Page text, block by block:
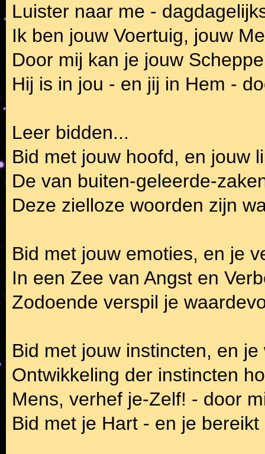
Luister naar me -
Ik ben jouw Voertuig, jouw
Door mij kan je jouw
Hij is in jou - en jij in Hem -
Leer bidden...
Bid met jouw hoofd, en jouw
De van buiten-geleerde-
Deze zielloze woorden zijn
Bid met jouw emoties, en je
In een Zee van Angst en
Zodoende verspil je
Bid met jouw instincten, en
Ontwikkeling der instincten
Mens, verhef je-Zelf! - door
Bid met je Hart - en je